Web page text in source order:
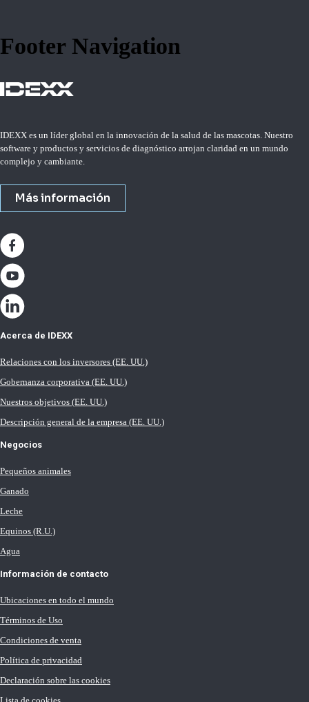
Footer Navigation
IDEXX es un líder global en la innovación de la salud de las mascotas. Nuestro
software y productos y servicios de diagnóstico arrojan claridad en un mundo
complejo y cambiante.
Más información
Acerca de IDEXX
Relaciones con los inversores (EE. UU.)
Gobernanza corporativa (EE. UU.)
Nuestros objetivos (EE. UU.)
Descripción general de la empresa (EE. UU.)
Negocios
Pequeños animales
Ganado
Leche
Equinos (R.U.)
Agua
Información de contacto
Ubicaciones en todo el mundo
Términos de Uso
Condiciones de venta
Política de privacidad
Declaración sobre las cookies